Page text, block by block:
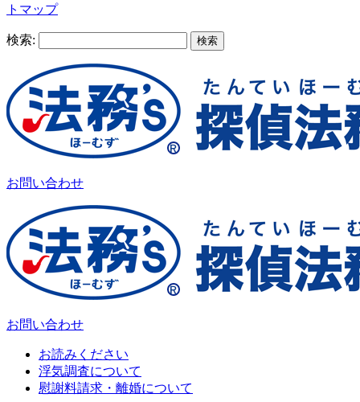
トマップ
検索:
お問い合わせ
お問い合わせ
お読みください
浮気調査について
慰謝料請求・離婚について